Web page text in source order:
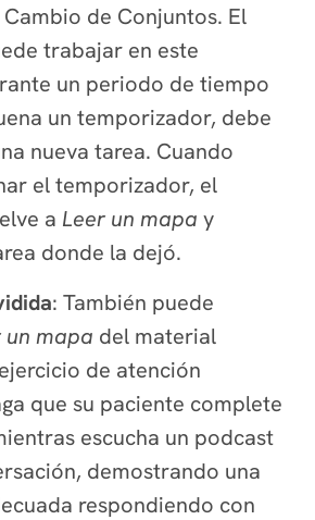
de Conjuntos. El
trabajar en este
un periodo de tiempo
un temporizador, debe
nueva tarea. Cuando
el temporizador, el
a Leer un mapa y
donde la dejó.
: También puede
un mapa del material
de atención
que su paciente complete
escucha un podcast
demostrando una
respondiendo con